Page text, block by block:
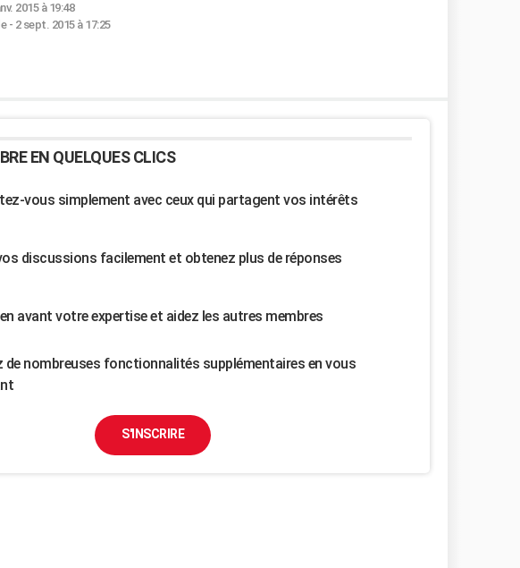
2015 à 19:48
- 2 sept. 2015 à 17:25
EN QUELQUES CLICS
vous simplement avec ceux qui partagent vos intérêts
discussions facilement et obtenez plus de réponses
avant votre expertise et aidez les autres membres
de nombreuses fonctionnalités supplémentaires en vous
S'INSCRIRE